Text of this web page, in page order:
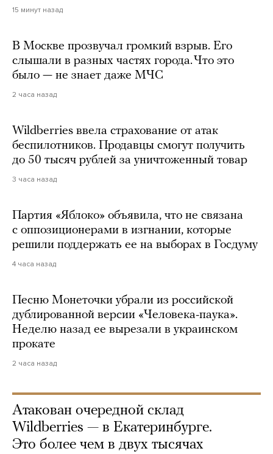
15 минут назад
В Москве прозвучал громкий взрыв. Его
слышали в разных частях города. Что это
было — не знает даже МЧС
2 часа назад
Wildberries ввела страхование от атак
беспилотников. Продавцы смогут получить
до 50 тысяч рублей за уничтоженный товар
3 часа назад
Партия «Яблоко» объявила, что не связана
с оппозиционерами в изгнании, которые
решили поддержать ее на выборах в Госдуму
4 часа назад
Песню Монеточки убрали из российской
дублированной версии «Человека-паука».
Неделю назад ее вырезали в украинском
прокате
2 часа назад
Атакован очередной склад
Wildberries — в Екатеринбурге.
Это более чем в двух тысячах